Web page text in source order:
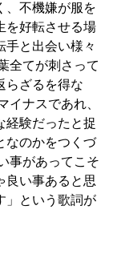
、不機嫌が服を
を好転させる場
手と出会い様々
全てが刺さって
らざるを得な
イナスであれ、
経験だったと捉
なのかをつくづ
事があってこそ
良い事あると思
」という歌詞が